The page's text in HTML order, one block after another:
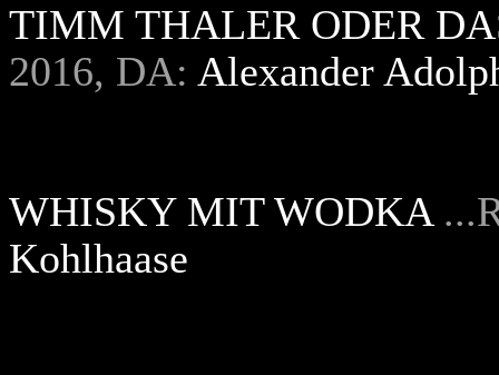
TIMM THALER ODER
2016, DA: Alexander
WHISKY MIT WODKA
Kohlhaase